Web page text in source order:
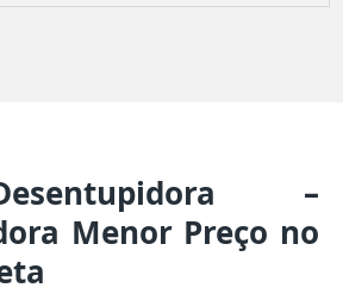
–
Menor Preço no